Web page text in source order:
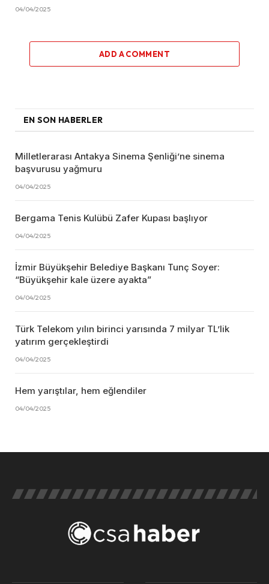
04/04/2025
ADD A COMMENT
EN SON HABERLER
Milletlerarası Antakya Sinema Şenliği’ne sinema
başvurusu yağmuru
04/04/2025
Bergama Tenis Kulübü Zafer Kupası başlıyor
04/04/2025
İzmir Büyükşehir Belediye Başkanı Tunç Soyer:
“Büyükşehir kale üzere ayakta”
04/04/2025
Türk Telekom yılın birinci yarısında 7 milyar TL’lik
yatırım gerçekleştirdi
04/04/2025
Hem yarıştılar, hem eğlendiler
04/04/2025